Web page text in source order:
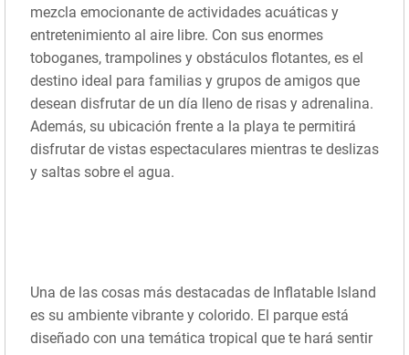
mezcla emocionante de actividades acuáticas y
entretenimiento al aire libre. Con sus enormes
toboganes, trampolines y obstáculos flotantes, es el
destino ideal para familias y grupos de amigos que
desean disfrutar de un día lleno de risas y adrenalina.
Además, su ubicación frente a la playa te permitirá
disfrutar de vistas espectaculares mientras te deslizas
y saltas sobre el agua.
Una de las cosas más destacadas de Inflatable Island
es su ambiente vibrante y colorido. El parque está
diseñado con una temática tropical que te hará sentir